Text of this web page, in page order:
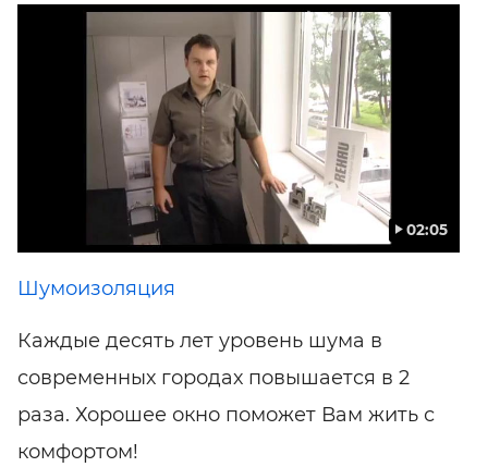
02:05
Шумоизоляция
Каждые десять лет уровень шума в
современных городах повышается в 2
раза. Хорошее окно поможет Вам жить с
комфортом!